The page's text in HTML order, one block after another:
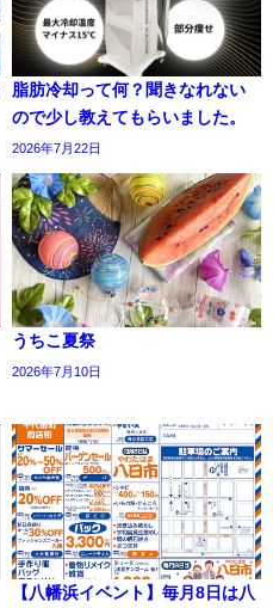
脂肪冷却って何？聞きなれない
ので少し教えてもらいました。
2026年7月22日
うちこ夏祭
2026年7月10日
【八幡浜イベント】毎月8日は八